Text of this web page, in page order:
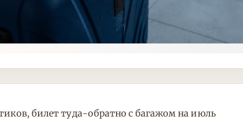
билет туда-обратно с багажом на июль